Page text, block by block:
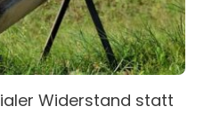
Widerstand statt